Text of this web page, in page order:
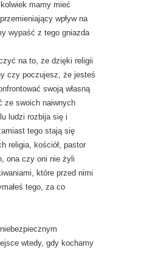
mamy mieć
wpływ na
wypaść z tego gniazda
na to, że dzięki religii
czy poczujesz, że jesteś
swoją własną
ze swoich naiwnych
ludzi rozbija się i
tego stają się
religia, kościół, pastor
ona czy oni nie żyli
które przed nimi
tego, za co
wtedy, gdy kochamy